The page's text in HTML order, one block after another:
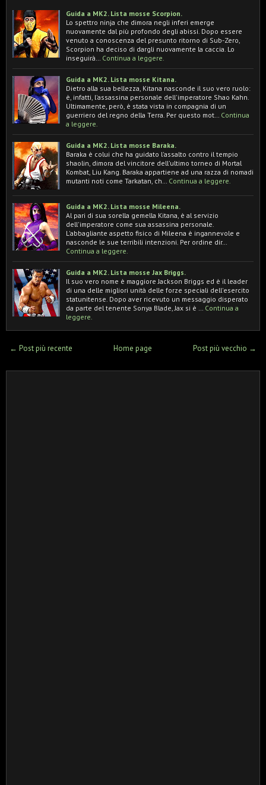
Guida a MK2. Lista mosse Scorpion.
Lo spettro ninja che dimora negli inferi emerge
nuovamente dal più profondo degli abissi. Dopo essere
venuto a conoscenza del presunto ritorno di Sub-Zero,
Scorpion ha deciso di dargli nuovamente la caccia. Lo
inseguirà…
Continua a leggere.
Guida a MK2. Lista mosse Kitana.
Dietro alla sua bellezza, Kitana nasconde il suo vero ruolo:
è, infatti, l'assassina personale dell'imperatore Shao Kahn.
Ultimamente, però, è stata vista in compagnia di un
guerriero del regno della Terra. Per questo mot…
Continua
a leggere.
Guida a MK2. Lista mosse Baraka.
Baraka è colui che ha guidato l'assalto contro il tempio
shaolin, dimora del vincitore dell'ultimo torneo di Mortal
Kombat, Liu Kang. Baraka appartiene ad una razza di nomadi
mutanti noti come Tarkatan, ch…
Continua a leggere.
Guida a MK2. Lista mosse Mileena.
Al pari di sua sorella gemella Kitana, è al servizio
dell'imperatore come sua assassina personale.
L'abbagliante aspetto fisico di Mileena è ingannevole e
nasconde le sue terribili intenzioni. Per ordine dir…
Continua a leggere.
Guida a MK2. Lista mosse Jax Briggs.
Il suo vero nome è maggiore Jackson Briggs ed è il leader
di una delle migliori unità delle forze speciali dell'esercito
statunitense. Dopo aver ricevuto un messaggio disperato
da parte del tenente Sonya Blade, Jax si è …
Continua a
leggere.
← Post più recente Post più vecchio →
Home page